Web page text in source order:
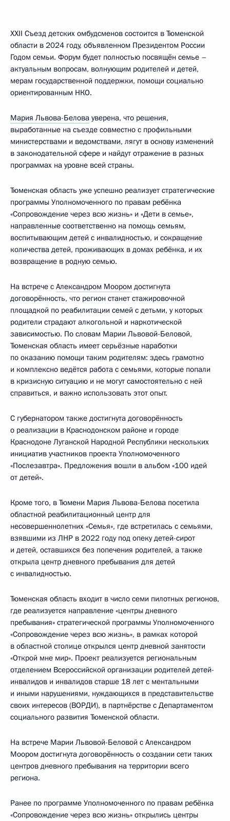
XXII Съезд детских омбудсменов состоится в Тюменской
области в 2024 году, объявленном Президентом России
Годом семьи. Форум будет полностью посвящён семье –
актуальным вопросам, волнующим родителей и детей,
мерам государственной поддержки, помощи социально
ориентированным НКО.
Мария Львова-Белова уверена, что решения,
выработанные на съезде совместно с профильными
министерствами и ведомствами, лягут в основу изменений
в законодательной сфере и найдут отражение в разных
программах на уровне всей страны.
Тюменская область уже успешно реализует стратегические
программы Уполномоченного по правам ребёнка
«Сопровождение через всю жизнь» и «Дети в семье»,
направленные соответственно на помощь семьям,
воспитывающим детей с инвалидностью, и сокращение
количества детей, проживающих в домах ребёнка, и их
возвращение в родную семью.
На встрече с Александром Моором достигнута
договорённость, что регион станет стажировочной
площадкой по реабилитации семей с детьми, у которых
родители страдают алкогольной и наркотической
зависимостью. По словам Марии Львовой-Беловой,
Тюменская область имеет серьёзные наработки
по оказанию помощи таким родителям: здесь грамотно
и комплексно ведётся работа с семьями, которые попали
в кризисную ситуацию и не могут самостоятельно с ней
справиться, и важно использовать этот опыт.
С губернатором также достигнута договорённость
о реализации в Краснодонском районе и городе
Краснодоне Луганской Народной Республики нескольких
инициатив участников проекта Уполномоченного
«Послезавтра». Предложения вошли в альбом «100 идей
от детей».
Кроме того, в Тюмени Мария Львова-Белова посетила
областной реабилитационный центр для
несовершеннолетних «Семья», где встретилась с семьями,
взявшими из ЛНР в 2022 году под опеку детей-сирот
и детей, оставшихся без попечения родителей, а также
открыла центр дневного пребывания для детей
с инвалидностью.
Тюменская область входит в число семи пилотных регионов,
где реализуется направление «центры дневного
пребывания» стратегической программы Уполномоченного
«Сопровождение через всю жизнь», в рамках которой
в областной столице открылся центр дневной занятости
«Открой мне мир». Проект реализуется региональным
отделением Всероссийской организации родителей детей-
инвалидов и инвалидов старше 18 лет с ментальными
и иными нарушениями, нуждающихся в представительстве
своих интересов (ВОРДИ), в партнёрстве с Департаментом
социального развития Тюменской области.
На встрече Марии Львовой-Беловой с Александром
Моором достигнута договорённость о создании сети таких
центров дневного пребывания на территории всего
региона.
Ранее по программе Уполномоченного по правам ребёнка
«Сопровождение через всю жизнь» открылись центры